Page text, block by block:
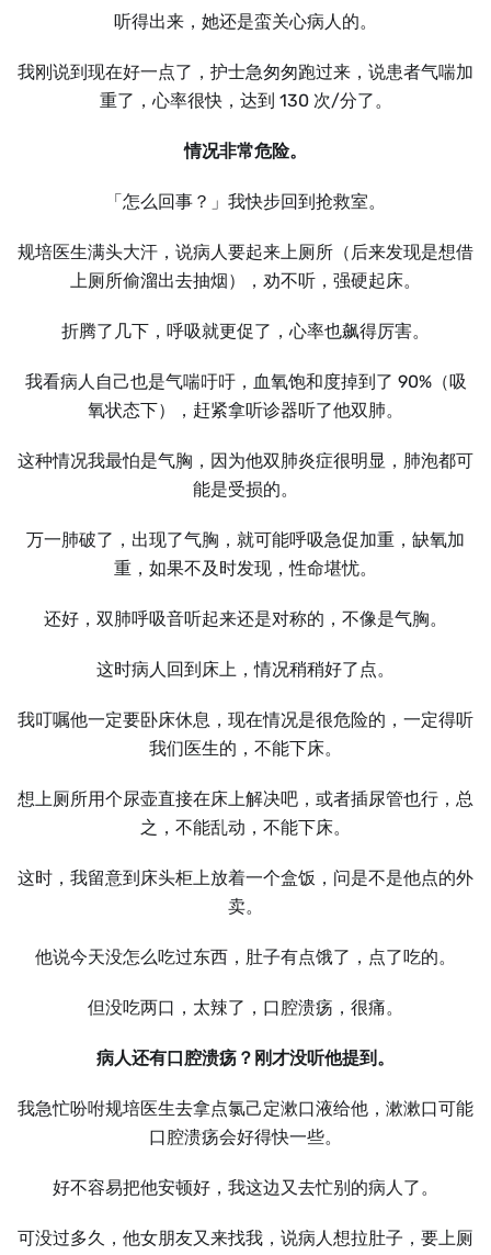
听得出来，她还是蛮关心病人的。
我刚说到现在好一点了，护士急匆匆跑过来，说患者气喘加
重了，心率很快，达到 130 次/分了。
情况非常危险。
「怎么回事？」我快步回到抢救室。
规培医生满头大汗，说病人要起来上厕所（后来发现是想借
上厕所偷溜出去抽烟），劝不听，强硬起床。
折腾了几下，呼吸就更促了，心率也飙得厉害。
我看病人自己也是气喘吁吁，血氧饱和度掉到了 90%（吸
氧状态下），赶紧拿听诊器听了他双肺。
这种情况我最怕是气胸，因为他双肺炎症很明显，肺泡都可
能是受损的。
万一肺破了，出现了气胸，就可能呼吸急促加重，缺氧加
重，如果不及时发现，性命堪忧。
还好，双肺呼吸音听起来还是对称的，不像是气胸。
这时病人回到床上，情况稍稍好了点。
我叮嘱他一定要卧床休息，现在情况是很危险的，一定得听
我们医生的，不能下床。
想上厕所用个尿壶直接在床上解决吧，或者插尿管也行，总
之，不能乱动，不能下床。
这时，我留意到床头柜上放着一个盒饭，问是不是他点的外
卖。
他说今天没怎么吃过东西，肚子有点饿了，点了吃的。
但没吃两口，太辣了，口腔溃疡，很痛。
病人还有口腔溃疡？刚才没听他提到。
我急忙吩咐规培医生去拿点氯己定漱口液给他，漱漱口可能
口腔溃疡会好得快一些。
好不容易把他安顿好，我这边又去忙别的病人了。
可没过多久，他女朋友又来找我，说病人想拉肚子，要上厕